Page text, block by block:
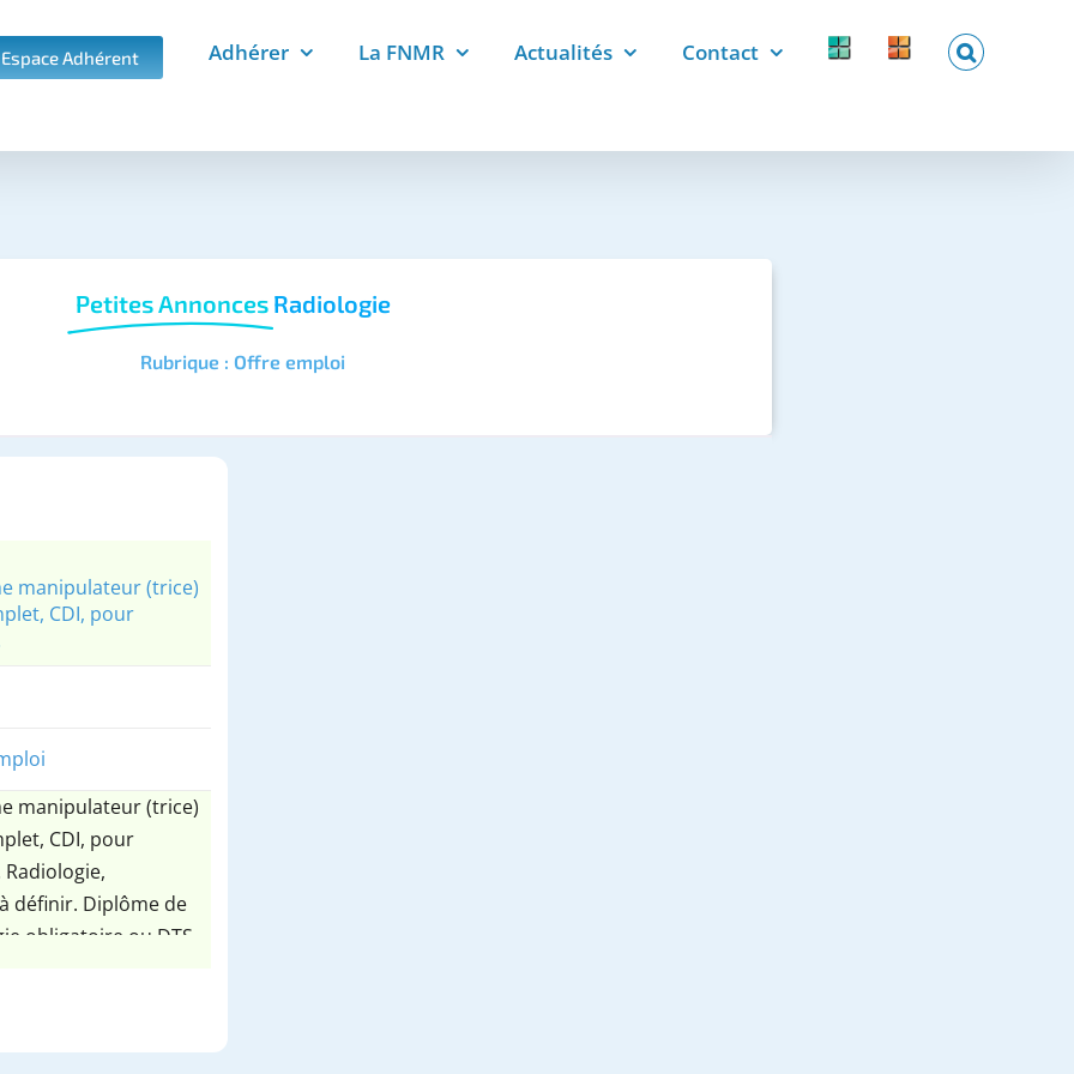
Espace Adhérent Adhérer La FNMR Actualités Contact ForcomedLabelix
Petites Annonces Radiologie
Rubrique : Offre emploi
manipulateur (trice)
CDI, pour
manipulateur (trice)
CDI, pour
définir. Diplôme de
obligatoire ou DTS.